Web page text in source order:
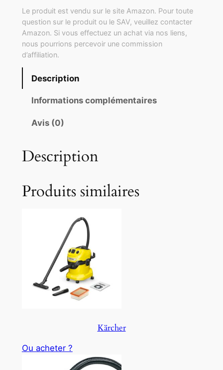
Le produit est vendu sur le site Amazon. Pour toute
question sur le produit ou le SAV, veuillez contacter
Amazon. Si vous effectuez un achat via nos liens,
nous pourrions percevoir une commission
d’affiliation.
Description
Informations complémentaires
Avis (0)
Description
Produits similaires
Kärcher
Ou acheter ?